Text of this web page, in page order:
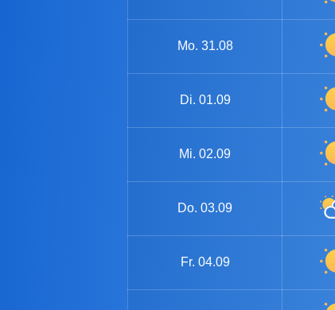
Mo. 31.08
Di. 01.09
Mi. 02.09
Do. 03.09
Fr. 04.09